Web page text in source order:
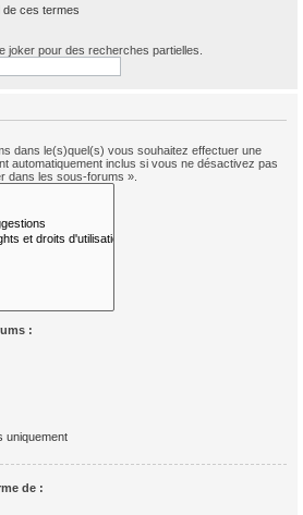
de ces termes
joker pour des recherches partielles.
dans le(s)quel(s) vous souhaitez effectuer une
automatiquement inclus si vous ne désactivez pas
dans les sous-forums ».
:
uniquement
de :